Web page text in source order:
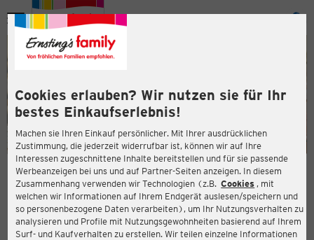
Cookies erlauben? Wir nutzen sie für Ihr
bestes Einkaufserlebnis!
Machen sie Ihren Einkauf persönlicher. Mit Ihrer ausdrücklichen
Zustimmung, die jederzeit widerrufbar ist, können wir auf Ihre
Interessen zugeschnittene Inhalte bereitstellen und für sie passende
Werbeanzeigen bei uns und auf Partner-Seiten anzeigen. In diesem
Zusammenhang verwenden wir Technologien (z.B. Cookies , mit
welchen wir Informationen auf Ihrem Endgerät auslesen/speichern und
so personenbezogene Daten verarbeiten), um Ihr Nutzungsverhalten zu
analysieren und Profile mit Nutzungsgewohnheiten basierend auf Ihrem
Surf- und Kaufverhalten zu erstellen. Wir teilen einzelne Informationen
Menü
ERNSTING'S FAMILY FILIALE
Otto-Hahn Straße 18
68623 Lampertheim